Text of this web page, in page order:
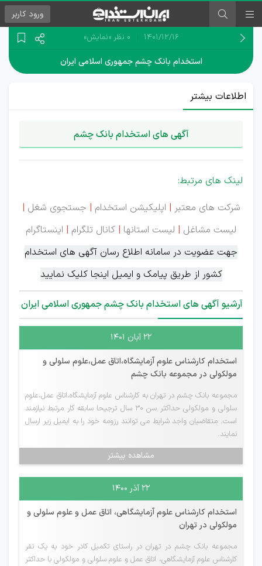
ورود کاربر
۱۴۰۱/۱۲/۱۶ 0 نظر «نمایش»
استخدام بانک چشم جمهوری اسلامی ایران
اطلاعات بیشتر
آگهی های استخدام بانک چشم
لینک های مرتبط:
شرکت های معتبر | اپلیکیشن استخدام | جستجوی شغل |
لیست مشاغل | لیست استانها | کانال تلگرام | اینستاگرام
جهت عضویت در سامانه اطلاع رسان آگهی های استخدام
کشور از طریق پیامک و ایمیل اینجا کلیک نمایید
آرشیو آگهی های استخدام بانک چشم جمهوری اسلامی ایران
۲۲ آبان ۱۴۰۱
استخدام کارشناس علوم آزمایشگاه،اتاق عمل،علوم سلولی و
مولکولی در مجموعه بانک چشم
مجموعه بانک چشم در تهران به کارشناس علوم آزمایشگاه،اتاق عمل،علوم
سلولی و مولکولی حداکثر سن 30 سال ترجیحا سابقه کار مرتبط نیازمند
است. متقاضیان واجد شرایط می توانند رزومه خود را به ایمیل زیر ارسال
نمایند.
مشاهده بیشتر
۲۲ آذر ۱۴۰۰
استخدام کارشناس علوم آزمایشگاهی، اتاق عمل و علوم سلولی و
مولکولی در تهران
مجموعه بانک چشم در تهران در راستای تکمیل کادر خود به یک نفر
کارشناس علوم آزمایشگاهی، اتاق عمل و علوم سلولی و مولکولی با حداکثر